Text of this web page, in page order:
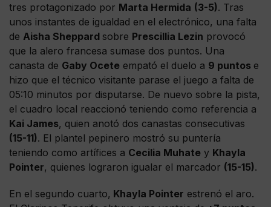
tres protagonizado por Marta Hermida (3-5). Tras
unos instantes de igualdad en el electrónico, una falta
de Aisha Sheppard sobre Prescillia Lezin provocó
que la alero francesa sumase dos puntos. Una
canasta de Gaby Ocete empató el duelo a 9 puntos e
hizo que el técnico visitante parase el juego a falta de
05:10 minutos por disputarse. De nuevo sobre la pista,
el cuadro local reaccionó teniendo como referencia a
Kai James, quien anotó dos canastas consecutivas
(15-11). El plantel pepinero mostró su puntería
teniendo como artífices a Cecilia Muhate y Khayla
Pointer, quienes lograron igualar el marcador (15-15).
En el segundo cuarto, Khayla Pointer estrenó el aro.